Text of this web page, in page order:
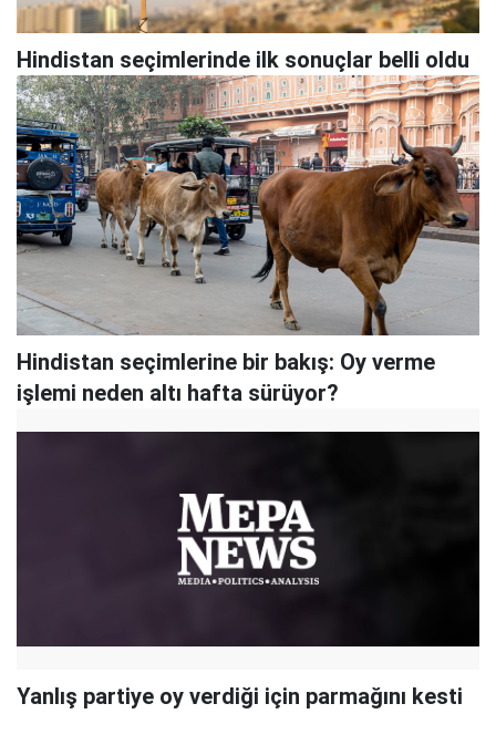
Hindistan seçimlerinde ilk sonuçlar belli oldu
Hindistan seçimlerine bir bakış: Oy verme
işlemi neden altı hafta sürüyor?
Yanlış partiye oy verdiği için parmağını kesti